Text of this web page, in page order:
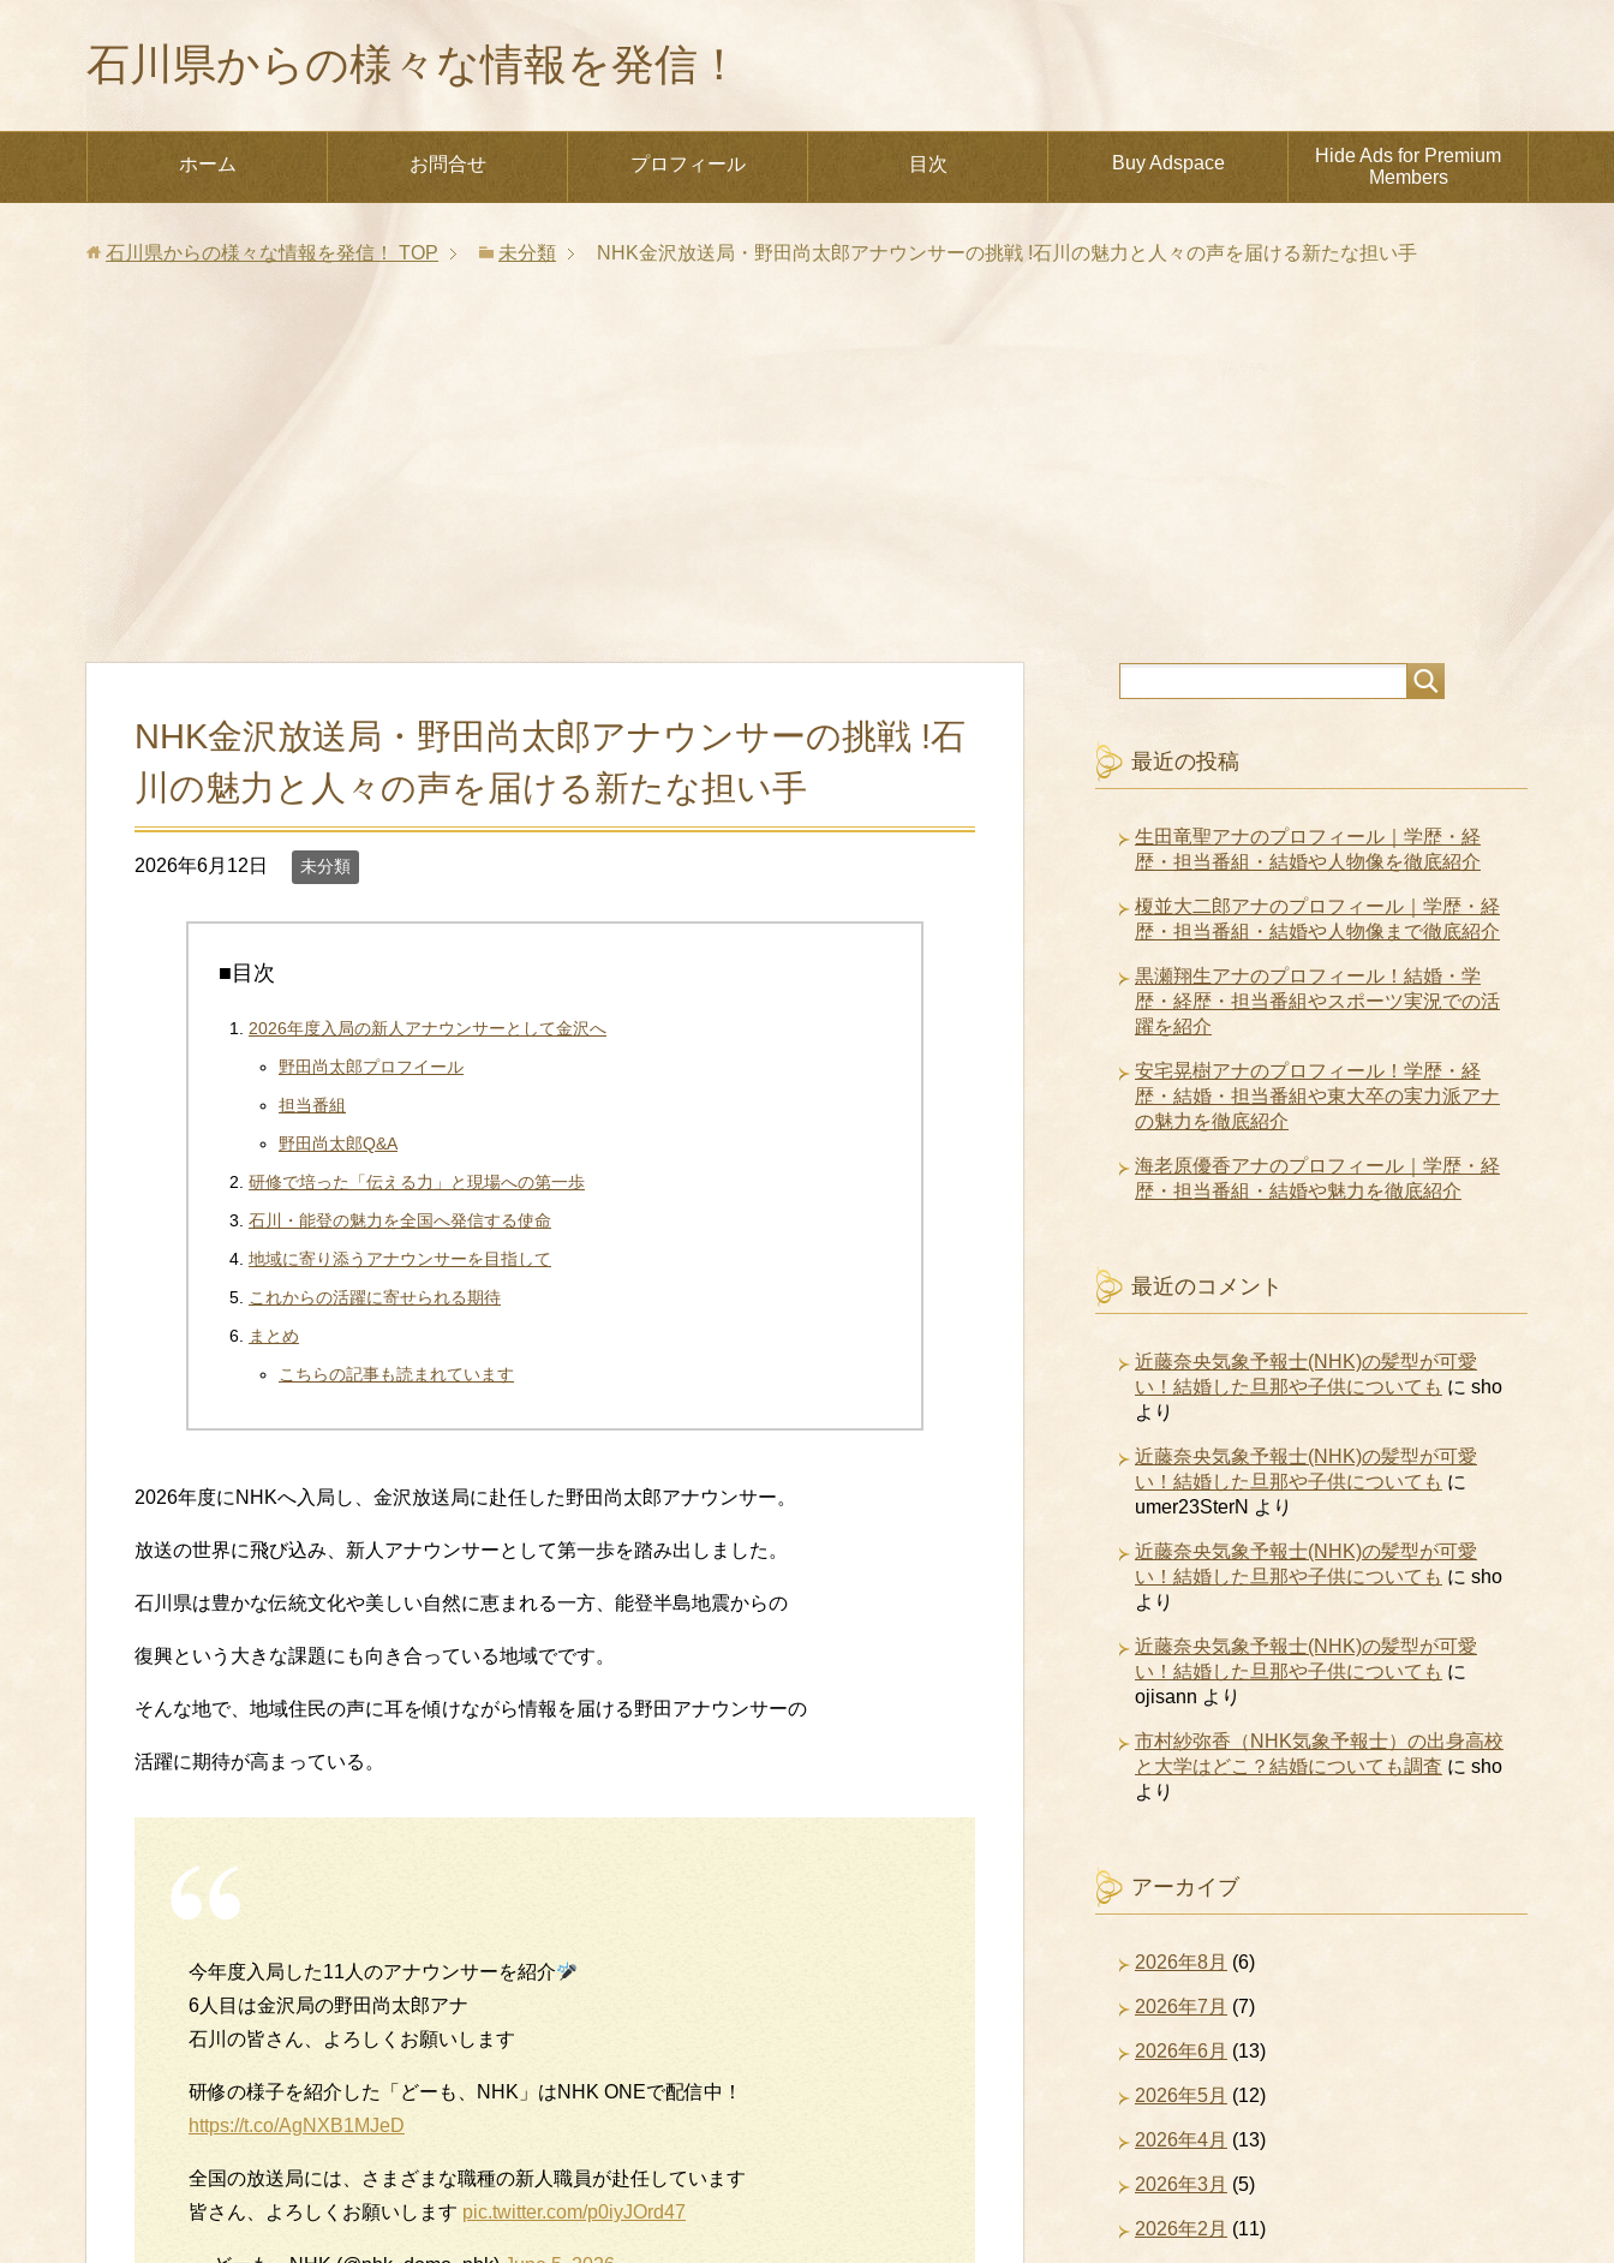
石川県からの様々な情報を発信！
ホーム お問合せ プロフィール 目次 Buy Adspace
Hide Ads for Premium
Members
石川県からの様々な情報を発信！ TOP 未分類 NHK金沢放送局・野田尚太郎アナウンサーの挑戦 !石川の魅力と人々の声を届ける新たな担い手
NHK金沢放送局・野田尚太郎アナウンサーの挑戦 !石
川の魅力と人々の声を届ける新たな担い手
2026年6月12日 未分類
■目次
2026年度入局の新人アナウンサーとして金沢へ
野田尚太郎プロフイール
担当番組
野田尚太郎Q&A
研修で培った「伝える力」と現場への第一歩
石川・能登の魅力を全国へ発信する使命
地域に寄り添うアナウンサーを目指して
これからの活躍に寄せられる期待
まとめ
こちらの記事も読まれています
2026年度にNHKへ入局し、金沢放送局に赴任した野田尚太郎アナウンサー。
放送の世界に飛び込み、新人アナウンサーとして第一歩を踏み出しました。
石川県は豊かな伝統文化や美しい自然に恵まれる一方、能登半島地震からの
復興という大きな課題にも向き合っている地域でです。
そんな地で、地域住民の声に耳を傾けながら情報を届ける野田アナウンサーの
活躍に期待が高まっている。
今年度入局した11人のアナウンサーを紹介
6人目は金沢局の野田尚太郎アナ
石川の皆さん、よろしくお願いします
研修の様子を紹介した「どーも、NHK」はNHK ONEで配信中！
https://t.co/AgNXB1MJeD
全国の放送局には、さまざまな職種の新人職員が赴任しています
皆さん、よろしくお願いします pic.twitter.com/p0iyJOrd47
最近の投稿
生田竜聖アナのプロフィール｜学歴・経
歴・担当番組・結婚や人物像を徹底紹介
榎並大二郎アナのプロフィール｜学歴・経
歴・担当番組・結婚や人物像まで徹底紹介
黒瀬翔生アナのプロフィール！結婚・学
歴・経歴・担当番組やスポーツ実況での活
躍を紹介
安宅晃樹アナのプロフィール！学歴・経
歴・結婚・担当番組や東大卒の実力派アナ
の魅力を徹底紹介
海老原優香アナのプロフィール｜学歴・経
歴・担当番組・結婚や魅力を徹底紹介
最近のコメント
近藤奈央気象予報士(NHK)の髪型が可愛
い！結婚した旦那や子供についても に sho
より
近藤奈央気象予報士(NHK)の髪型が可愛
い！結婚した旦那や子供についても に
umer23SterN より
近藤奈央気象予報士(NHK)の髪型が可愛
い！結婚した旦那や子供についても に sho
より
近藤奈央気象予報士(NHK)の髪型が可愛
い！結婚した旦那や子供についても に
ojisann より
市村紗弥香（NHK気象予報士）の出身高校
と大学はどこ？結婚についても調査 に sho
より
アーカイブ
2026年8月 (6)
2026年7月 (7)
2026年6月 (13)
2026年5月 (12)
2026年4月 (13)
2026年3月 (5)
2026年2月 (11)